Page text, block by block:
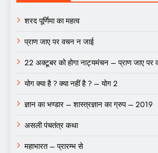
शरद पूर्णिमा का महत्व
प्राण जाए पर वचन न जाई
22 अक्टूबर को होगा नाट्यमंचन – प्राण जाए पर
योग क्या है ? क्या नहीं है ? – योग 2
ज्ञान का भण्डार – शास्त्रज्ञान का ग्रुप – 2019
असली पंचतंत्र कथा
महाभारत – प्रारम्भ से